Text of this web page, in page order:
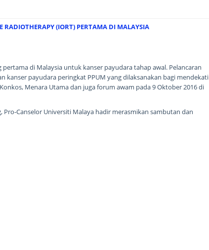
RADIOTHERAPY (IORT) PERTAMA DI MALAYSIA
pertama di Malaysia untuk kanser payudara tahap awal. Pelancaran
kanser payudara peringkat PPUM yang dilaksanakan bagi mendekati
Menara Utama dan juga forum awam pada 9 Oktober 2016 di
Pro-Canselor Universiti Malaya hadir merasmikan sambutan dan